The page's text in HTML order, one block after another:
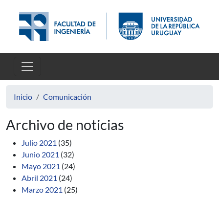
Inicio Comunicación
Archivo de noticias
Julio 2021 (35)
Junio 2021 (32)
Mayo 2021 (24)
Abril 2021 (24)
Marzo 2021 (25)